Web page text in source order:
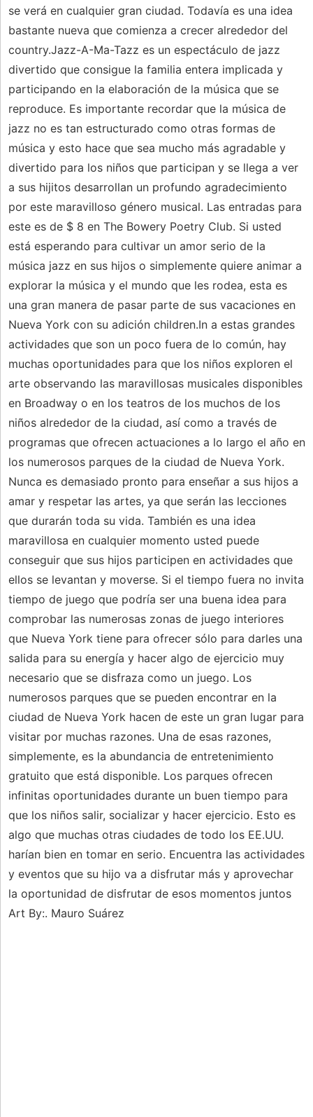
se verá en cualquier gran ciudad. Todavía es una idea
bastante nueva que comienza a crecer alrededor del
country.Jazz-A-Ma-Tazz es un espectáculo de jazz
divertido que consigue la familia entera implicada y
participando en la elaboración de la música que se
reproduce. Es importante recordar que la música de
jazz no es tan estructurado como otras formas de
música y esto hace que sea mucho más agradable y
divertido para los niños que participan y se llega a ver
a sus hijitos desarrollan un profundo agradecimiento
por este maravilloso género musical. Las entradas para
este es de $ 8 en The Bowery Poetry Club. Si usted
está esperando para cultivar un amor serio de la
música jazz en sus hijos o simplemente quiere animar a
explorar la música y el mundo que les rodea, esta es
una gran manera de pasar parte de sus vacaciones en
Nueva York con su adición children.In a estas grandes
actividades que son un poco fuera de lo común, hay
muchas oportunidades para que los niños exploren el
arte observando las maravillosas musicales disponibles
en Broadway o en los teatros de los muchos de los
niños alrededor de la ciudad, así como a través de
programas que ofrecen actuaciones a lo largo el año en
los numerosos parques de la ciudad de Nueva York.
Nunca es demasiado pronto para enseñar a sus hijos a
amar y respetar las artes, ya que serán las lecciones
que durarán toda su vida. También es una idea
maravillosa en cualquier momento usted puede
conseguir que sus hijos participen en actividades que
ellos se levantan y moverse. Si el tiempo fuera no invita
tiempo de juego que podría ser una buena idea para
comprobar las numerosas zonas de juego interiores
que Nueva York tiene para ofrecer sólo para darles una
salida para su energía y hacer algo de ejercicio muy
necesario que se disfraza como un juego. Los
numerosos parques que se pueden encontrar en la
ciudad de Nueva York hacen de este un gran lugar para
visitar por muchas razones. Una de esas razones,
simplemente, es la abundancia de entretenimiento
gratuito que está disponible. Los parques ofrecen
infinitas oportunidades durante un buen tiempo para
que los niños salir, socializar y hacer ejercicio. Esto es
algo que muchas otras ciudades de todo los EE.UU.
harían bien en tomar en serio. Encuentra las actividades
y eventos que su hijo va a disfrutar más y aprovechar
la oportunidad de disfrutar de esos momentos juntos
Art By:. Mauro Suárez